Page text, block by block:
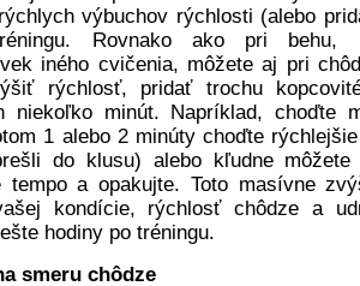
výbuchov rýchlosti (alebo
Rovnako ako pri behu,
iného cvičenia, môžete aj pri
rýchlosť, pridať trochu
niekoľko minút. Napríklad, choďte
1 alebo 2 minúty choďte
do klusu) alebo kľudne
tempo a opakujte. Toto masívne
kondície, rýchlosť chôdze a
hodiny po tréningu.
smeru chôdze